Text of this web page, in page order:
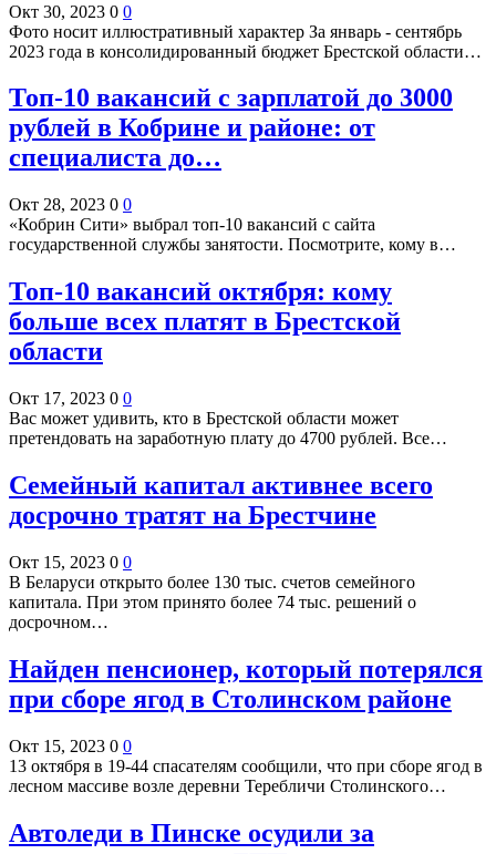
Окт 30, 2023 0 0
Фото носит иллюстративный характер За январь - сентябрь
2023 года в консолидированный бюджет Брестской области…
Топ-10 вакансий с зарплатой до 3000
рублей в Кобрине и районе: от
специалиста до…
Окт 28, 2023 0 0
«Кобрин Сити» выбрал топ-10 вакансий с сайта
государственной службы занятости. Посмотрите, кому в…
Топ-10 вакансий октября: кому
больше всех платят в Брестской
области
Окт 17, 2023 0 0
Вас может удивить, кто в Брестской области может
претендовать на заработную плату до 4700 рублей. Все…
Семейный капитал активнее всего
досрочно тратят на Брестчине
Окт 15, 2023 0 0
В Беларуси открыто более 130 тыс. счетов семейного
капитала. При этом принято более 74 тыс. решений о
досрочном…
Найден пенсионер, который потерялся
при сборе ягод в Столинском районе
Окт 15, 2023 0 0
13 октября в 19-44 спасателям сообщили, что при сборе ягод в
лесном массиве возле деревни Теребличи Столинского…
Автоледи в Пинске осудили за